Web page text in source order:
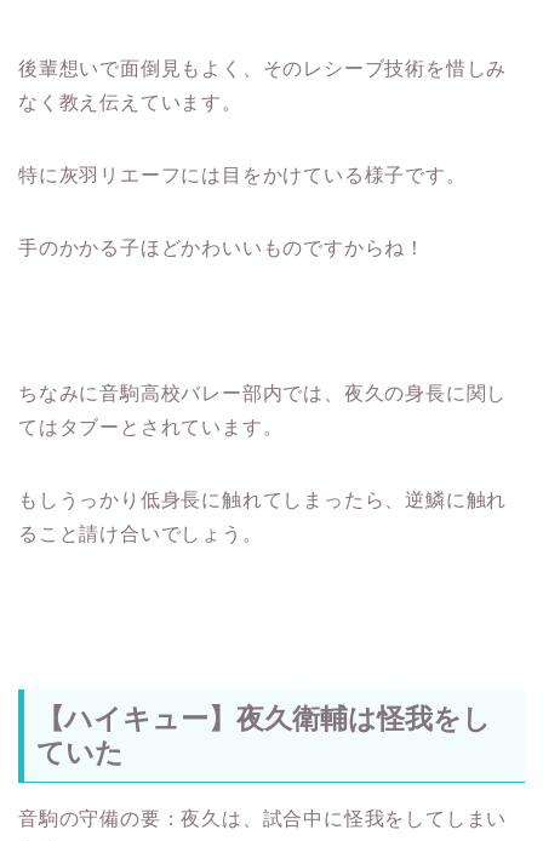
後輩想いで面倒見もよく、そのレシーブ技術を惜しみ
なく教え伝えています。
特に灰羽リエーフには目をかけている様子です。
手のかかる子ほどかわいいものですからね！
ちなみに音駒高校バレー部内では、夜久の身長に関し
てはタブーとされています。
もしうっかり低身長に触れてしまったら、逆鱗に触れ
ること請け合いでしょう。
【ハイキュー】夜久衛輔は怪我をし
ていた
音駒の守備の要：夜久は、試合中に怪我をしてしまい